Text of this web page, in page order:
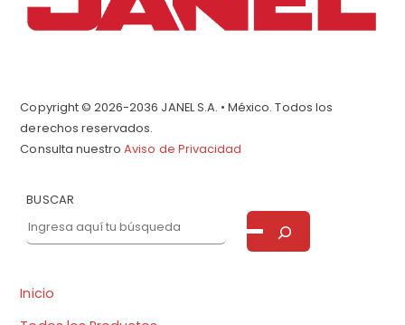
Copyright © 2026-2036 JANEL S.A. • México. Todos los
derechos reservados.
Consulta nuestroAviso de Privacidad
BUSCAR
Inicio